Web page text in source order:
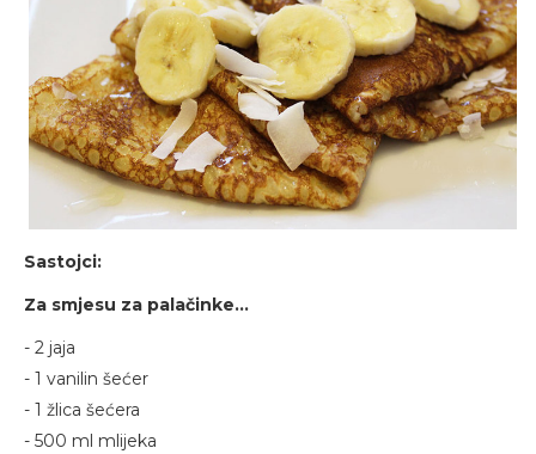
Sastojci:
Za smjesu za palačinke...
- 2 jaja
- 1 vanilin šećer
- 1 žlica šećera
- 500 ml mlijeka